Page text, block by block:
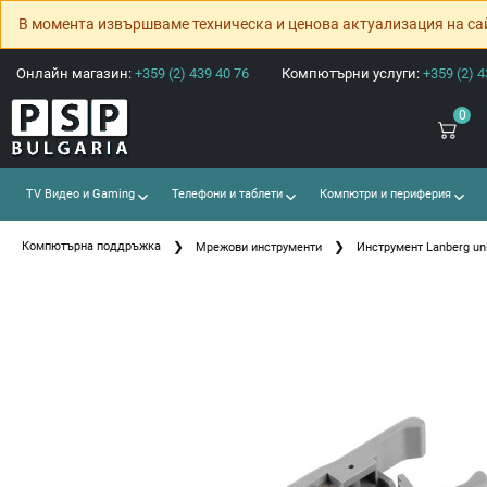
В момента извършваме техническа и ценова актуализация на
Онлайн магазин: +359 (2) 439 40 76 Компютърни услуги: +359 (2)
0
TV Видео и Gaming Телефони и таблети Компютри и периферия
Компютърна поддръжка Мрежови инструменти Инструмент Lanberg